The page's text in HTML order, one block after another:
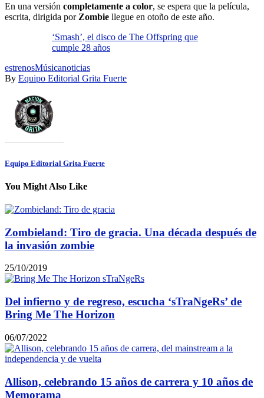
En una versión completamente a color, se espera que la película,
escrita, dirigida por Zombie llegue en otoño de este año.
‘Smash’, el disco de The Offspring que
cumple 28 años
estrenosMúsicanoticias
By Equipo Editorial Grita Fuerte
Equipo Editorial Grita Fuerte
You Might Also Like
Zombieland: Tiro de gracia. Una década después de
la invasión zombie
25/10/2019
Del infierno y de regreso, escucha ‘sTraNgeRs’ de
Bring Me The Horizon
06/07/2022
Allison, celebrando 15 años de carrera y 10 años de
Memorama